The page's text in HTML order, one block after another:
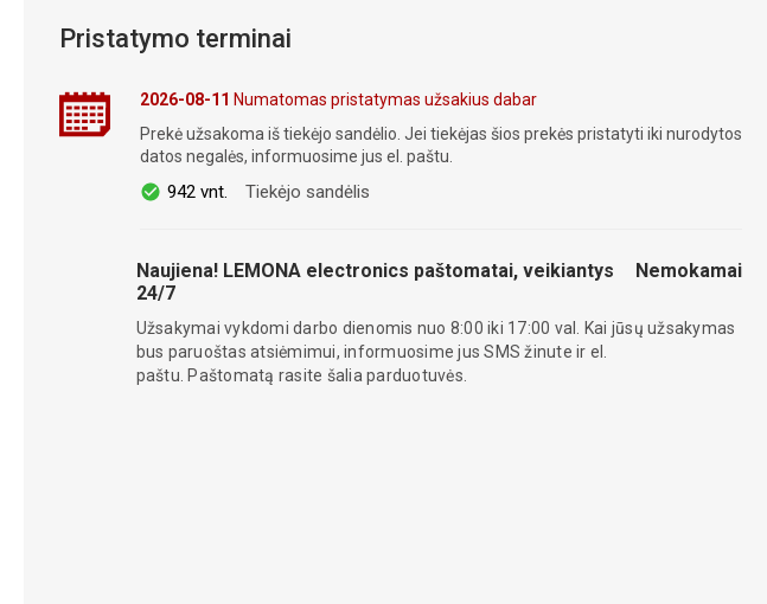
Pristatymo terminai
2026-08-11 Numatomas pristatymas užsakius dabar
Prekė užsakoma iš tiekėjo sandėlio. Jei tiekėjas šios prekės pristatyti iki nurodytos
datos negalės, informuosime jus el. paštu.
942 vnt. Tiekėjo sandėlis
Naujiena! LEMONA electronics paštomatai, veikiantys
24/7
Nemokamai
Užsakymai vykdomi darbo dienomis nuo 8:00 iki 17:00 val. Kai jūsų užsakymas
bus paruoštas atsiėmimui, informuosime jus SMS žinute ir el.
paštu. Paštomatą rasite šalia parduotuvės.